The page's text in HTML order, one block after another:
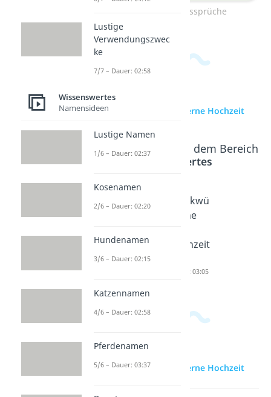
Zum Video: Liebessprüche
zur Videoseite: Eiserne Hochzeit
Beliebte Inhalte aus dem Bereich
Wissenswertes
Hochzeit
Dauer: 04:31
Lustige
e
Dauer: 02:16
Glückwü
nsche
Hochzeit
Dauer: 03:05
zur Videoseite: Eiserne Hochzeit
Lustige
Verwendungszwec
ke
7/7 – Dauer: 02:58
Wissenswertes
Namensideen
Lustige Namen
1/6 – Dauer: 02:37
Kosenamen
2/6 – Dauer: 02:20
Hundenamen
3/6 – Dauer: 02:15
Katzennamen
4/6 – Dauer: 02:58
Pferdenamen
5/6 – Dauer: 03:37